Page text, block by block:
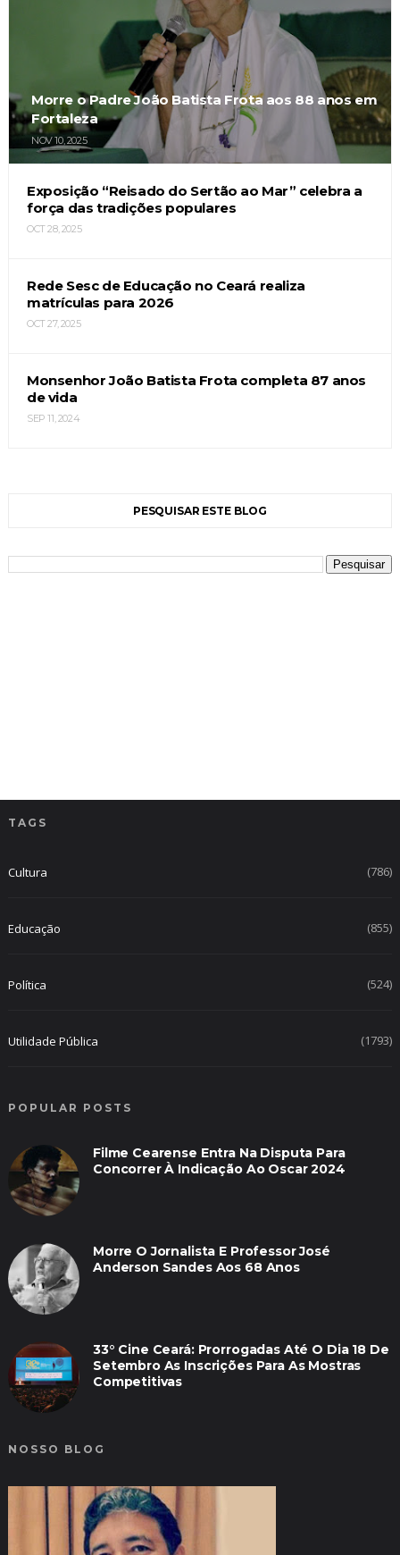
Morre o Padre João Batista Frota aos 88 anos em
Fortaleza
NOV 10, 2025
Exposição “Reisado do Sertão ao Mar” celebra a
força das tradições populares
OCT 28, 2025
Rede Sesc de Educação no Ceará realiza
matrículas para 2026
OCT 27, 2025
Monsenhor João Batista Frota completa 87 anos
de vida
SEP 11, 2024
PESQUISAR ESTE BLOG
TAGS
Cultura (786)
Educação (855)
Política (524)
Utilidade Pública (1793)
POPULAR POSTS
Filme Cearense Entra Na Disputa Para
Concorrer À Indicação Ao Oscar 2024
Morre O Jornalista E Professor José
Anderson Sandes Aos 68 Anos
33° Cine Ceará: Prorrogadas Até O Dia 18 De
Setembro As Inscrições Para As Mostras
Competitivas
NOSSO BLOG